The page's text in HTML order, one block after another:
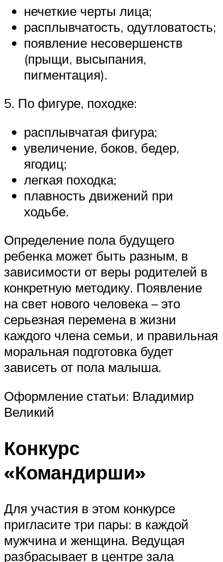
нечеткие черты лица;
расплывчатость, одутловатость;
появление несовершенств
(прыщи, высыпания,
пигментация).
5. По фигуре, походке:
расплывчатая фигура;
увеличение, боков, бедер,
ягодиц;
легкая походка;
плавность движений при
ходьбе.
Определение пола будущего
ребенка может быть разным, в
зависимости от веры родителей в
конкретную методику. Появление
на свет нового человека – это
серьезная перемена в жизни
каждого члена семьи, и правильная
моральная подготовка будет
зависеть от пола малыша.
Оформление статьи: Владимир
Великий
Конкурс
«Командирши»
Для участия в этом конкурсе
пригласите три пары: в каждой
мужчина и женщина. Ведущая
разбрасывает в центре зала